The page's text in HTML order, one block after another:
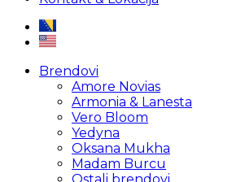
Brendovi
Amore Novias
Armonia & Lanesta
Vero Bloom
Yedyna
Oksana Mukha
Madam Burcu